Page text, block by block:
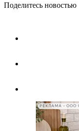
Поделитесь новостью